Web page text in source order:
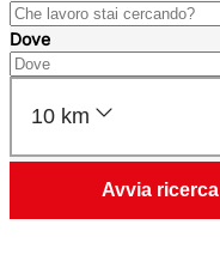
Dove
10 km
Avvia ricerca